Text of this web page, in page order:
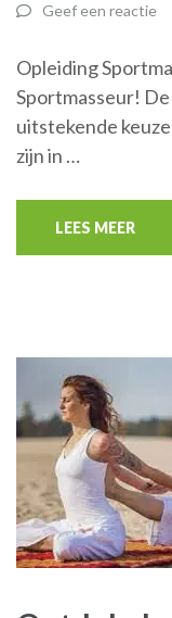
Geef een reactie
Opleiding
Sportmasseur!
uitstekende
zijn in …
LEES MEER